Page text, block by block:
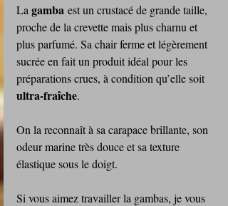
La gamba est un crustacé de grande taille,
proche de la crevette mais plus charnu et
plus parfumé. Sa chair ferme et légèrement
sucrée en fait un produit idéal pour les
préparations crues, à condition qu’elle soit
ultra‑fraîche.
On la reconnaît à sa carapace brillante, son
odeur marine très douce et sa texture
élastique sous le doigt.
Si vous aimez travailler la gambas, je vous